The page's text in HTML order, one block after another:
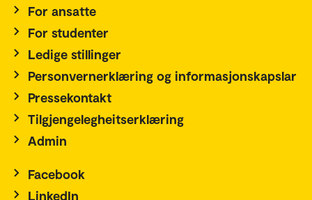
For ansatte
For studenter
Ledige stillinger
Personvernerklæring og informasjonskapslar
Pressekontakt
Tilgjengelegheitserklæring
Admin
Facebook
LinkedIn